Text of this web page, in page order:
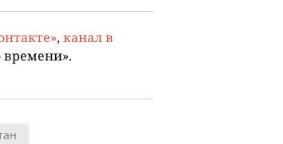
, канал в
времени».